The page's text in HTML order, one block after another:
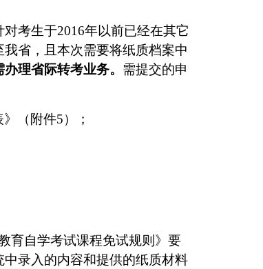
对考生于2016年以前已经在其它
省，
且本次需要将纸质档案中
办理省际转考业务。 需提交的申
》（附件5）；
育自学考试课程免试规则》要
中录入的内容和提供的纸质材料